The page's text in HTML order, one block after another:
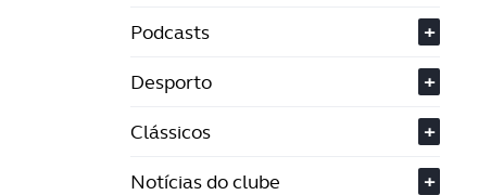
Podcasts
+
Desporto
+
Clássicos
+
Notícias do clube
+